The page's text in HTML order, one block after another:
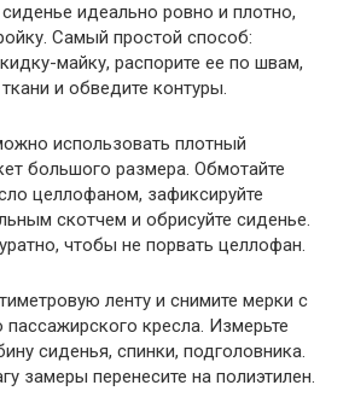
идеально ровно и плотно,
Самый простой способ:
майку, распорите ее по швам,
и обведите контуры.
использовать плотный
большого размера. Обмотайте
целлофаном, зафиксируйте
скотчем и обрисуйте сиденье.
чтобы не порвать целлофан.
ленту и снимите мерки с
пассажирского кресла. Измерьте
сиденья, спинки, подголовника.
замеры перенесите на полиэтилен.